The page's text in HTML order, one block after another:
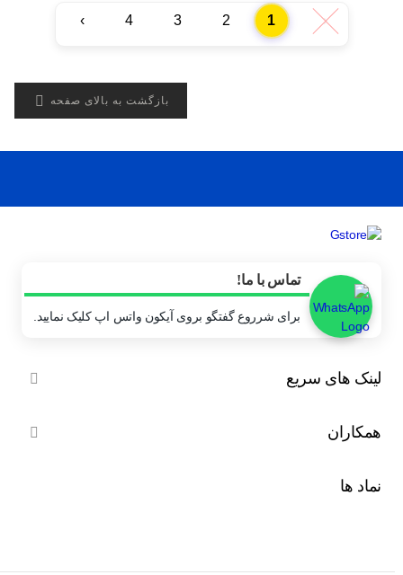
‹
1
2
3
4
›
بازگشت به بالای صفحه 
تماس با ما!
برای شرروع گفتگو بروی آیکون واتس اپ کلیک نمایید.
لینک های سریع 
همکاران 
نماد ها